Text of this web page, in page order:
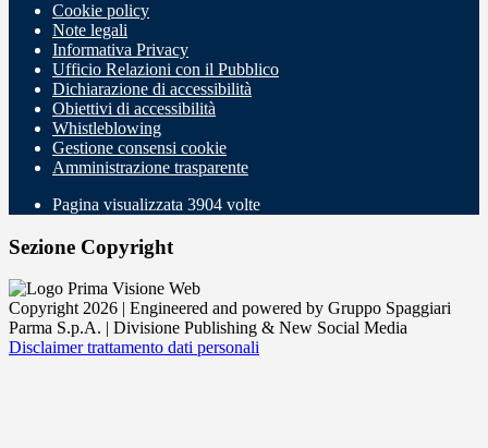
Cookie policy
Note legali
Informativa Privacy
Ufficio Relazioni con il Pubblico
Dichiarazione di accessibilità
Obiettivi di accessibilità
Whistleblowing
Gestione consensi cookie
Amministrazione trasparente
Pagina visualizzata 3904 volte
Sezione Copyright
Copyright 2026 | Engineered and powered by Gruppo Spaggiari
Parma S.p.A. | Divisione Publishing & New Social Media
Disclaimer trattamento dati personali